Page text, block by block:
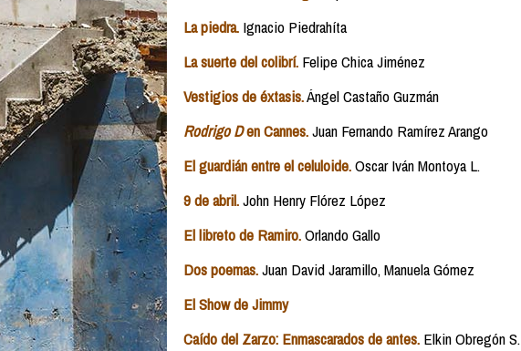
La piedra. Ignacio Piedrahíta
La suerte del colibrí. Felipe Chica Jiménez
Vestigios de éxtasis.Ángel Castaño Guzmán
Rodrigo Den Cannes.Juan Fernando Ramírez Arango
El guardián entre el celuloide.Oscar Iván Montoya L.
9 de abril.John Henry Flórez López
El libreto de Ramiro.Orlando Gallo
Dos poemas.Juan David Jaramillo, Manuela Gómez
El Show de Jimmy
Caído del Zarzo: Enmascarados de antes. Elkin Obregón S.